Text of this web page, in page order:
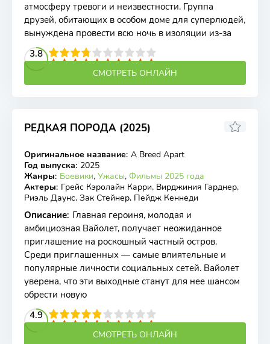
атмосферу тревоги и неизвестности. Группа
друзей, обитающих в особом доме для суперлюдей,
вынуждена провести всю ночь в изоляции из-за
3.8
4 5 6 7 8 9 10
СМОТРЕТЬ ОНЛАЙН
РЕДКАЯ ПОРОДА (2025)
WEB-DL
2.6
Оригинальное название: A Breed Apart
Год выпуска: 2025
Жанры: Боевики, Ужасы, Фильмы 2025 года
Актеры: Грейс Кэролайн Карри, Вирджиния Гарднер,
Риэль Даунс, Зак Стейнер, Пейдж Кеннеди
Описание: Главная героиня, молодая и
амбициозная Вайолет, получает неожиданное
приглашение на роскошный частный остров.
Среди приглашенных — самые влиятельные и
популярные личности социальных сетей. Вайолет
уверена, что эти выходные станут для нее шансом
обрести новую
4.9
4 5 6 7 8 9 10
СМОТРЕТЬ ОНЛАЙН